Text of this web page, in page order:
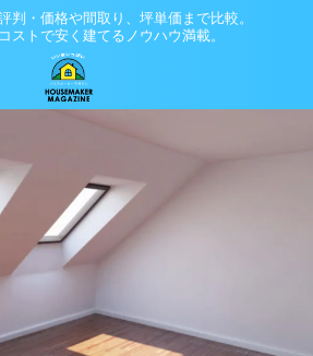
判・価格や間取り、坪単価まで比較。
ストで安く建てるノウハウ満載。